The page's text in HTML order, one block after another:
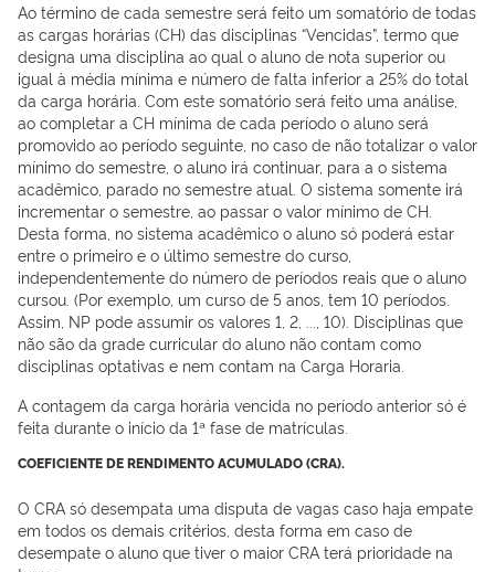
Ao término de cada semestre será feito um somatório de todas
as cargas horárias (CH) das disciplinas “Vencidas”, termo que
designa uma disciplina ao qual o aluno de nota superior ou
igual à média mínima e número de falta inferior a 25% do total
da carga horária. Com este somatório será feito uma análise,
ao completar a CH mínima de cada período o aluno será
promovido ao período seguinte, no caso de não totalizar o valor
mínimo do semestre, o aluno irá continuar, para a o sistema
acadêmico, parado no semestre atual. O sistema somente irá
incrementar o semestre, ao passar o valor mínimo de CH.
Desta forma, no sistema acadêmico o aluno só poderá estar
entre o primeiro e o último semestre do curso,
independentemente do número de períodos reais que o aluno
cursou. (Por exemplo, um curso de 5 anos, tem 10 períodos.
Assim, NP pode assumir os valores 1, 2, ..., 10). Disciplinas que
não são da grade curricular do aluno não contam como
disciplinas optativas e nem contam na Carga Horaria.
A contagem da carga horária vencida no período anterior só é
feita durante o início da 1ª fase de matrículas.
COEFICIENTE DE RENDIMENTO ACUMULADO (CRA).
O CRA só desempata uma disputa de vagas caso haja empate
em todos os demais critérios, desta forma em caso de
desempate o aluno que tiver o maior CRA terá prioridade na